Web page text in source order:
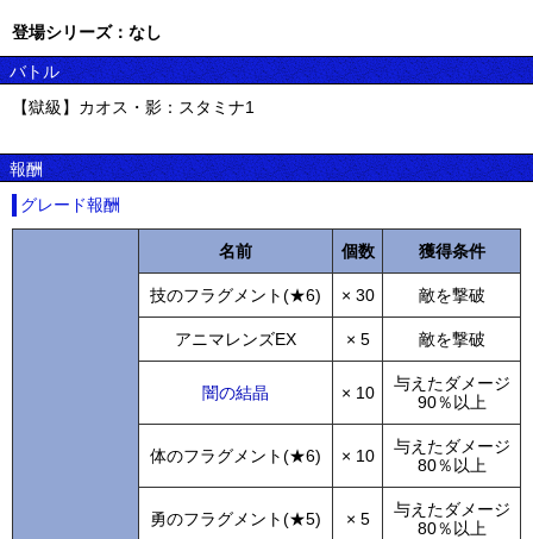
登場シリーズ：なし
バトル
【獄級】カオス・影：スタミナ1
報酬
グレード報酬
名前 個数 獲得条件
技のフラグメント(★6) × 30 敵を撃破
アニマレンズEX × 5 敵を撃破
闇の結晶 × 10
与えたダメージ
90％以上
体のフラグメント(★6) × 10
与えたダメージ
80％以上
勇のフラグメント(★5) × 5
与えたダメージ
80％以上